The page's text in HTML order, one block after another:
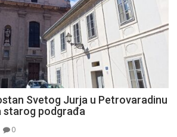
Svetog Jurja u Petrovaradinu
starog podgrađa
0